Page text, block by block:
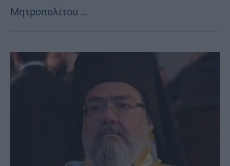
Μητροπολίτου …